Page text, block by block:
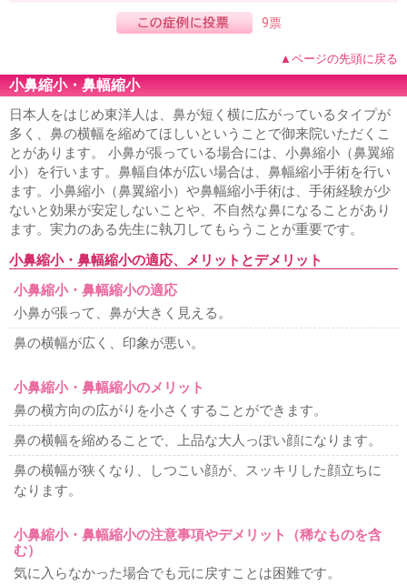
9票
▲ページの先頭に戻る
小鼻縮小・鼻幅縮小
日本人をはじめ東洋人は、鼻が短く横に広がっているタイプが
多く、鼻の横幅を縮めてほしいということで御来院いただくこ
とがあります。 小鼻が張っている場合には、小鼻縮小（鼻翼縮
小）を行います。鼻幅自体が広い場合は、鼻幅縮小手術を行い
ます。小鼻縮小（鼻翼縮小）や鼻幅縮小手術は、手術経験が少
ないと効果が安定しないことや、不自然な鼻になることがあり
ます。実力のある先生に執刀してもらうことが重要です。
小鼻縮小・鼻幅縮小の適応、メリットとデメリット
小鼻縮小・鼻幅縮小の適応
小鼻が張って、鼻が大きく見える。
鼻の横幅が広く、印象が悪い。
小鼻縮小・鼻幅縮小のメリット
鼻の横方向の広がりを小さくすることができます。
鼻の横幅を縮めることで、上品な大人っぽい顔になります。
鼻の横幅が狭くなり、しつこい顔が、スッキリした顔立ちに
なります。
小鼻縮小・鼻幅縮小の注意事項やデメリット（稀なものを含
む）
気に入らなかった場合でも元に戻すことは困難です。